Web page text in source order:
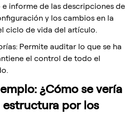
informe de las descripciones de
y los cambios en la
ciclo de vida del artículo.
Permite auditar lo que se ha
el control de todo el
¿Cómo se vería
por los